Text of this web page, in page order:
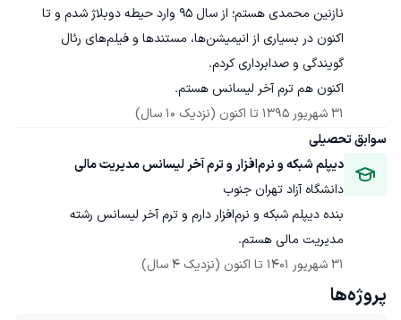
نازنین محمدی هستم؛ از سال ۹۵ وارد حیطه دوبلاژ شدم و تا
اکنون در بسیاری از انیمیشن‌ها، مستندها و فیلم‌های رئال
اکنون هم ترم آخر لیسانس هستم.
31 شهریور 1395
تا اکنون (نزدیک 10 سال)
سوابق تحصیلی
دیپلم شبکه و نرم‌افزار و ترم آخر لیسانس مدیریت مالی
دانشگاه آزاد تهران جنوب
مدیریت مالی هستم.
31 شهریور 1401
تا اکنون (نزدیک 4 سال)
پروژه‌ها